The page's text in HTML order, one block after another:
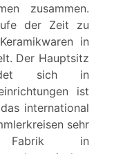
zusammen.
der Zeit zu
in
Der Hauptsitz
sich in
ist
international
sehr
in